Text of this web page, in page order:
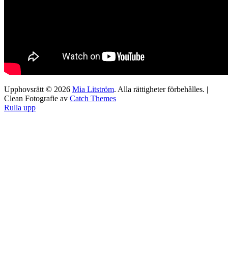
Upphovsrätt © 2026 Mia Litström. Alla rättigheter förbehålles. |
Clean Fotografie av Catch Themes
Rulla upp